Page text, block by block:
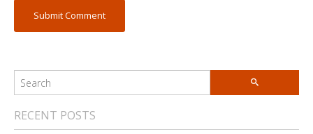
RECENT POSTS